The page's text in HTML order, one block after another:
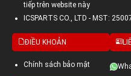
tiếp trên website này
ICSPARTS CO., LTD - MST:
ĐIỀU KHOẢN
Chính sách bảo mật